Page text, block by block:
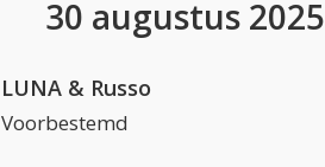
30 augustus 2025
LUNA & Russo
Voorbestemd